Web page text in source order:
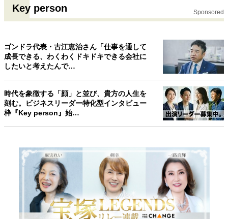
Key person Sponsored
ゴンドラ代表・古江恵治さん「仕事を通して
成長できる、わくわくドキドキできる会社に
したいと考えたんで…
時代を象徴する「顔」と並び、貴方の人生を
刻む。ビジネスリーダー特化型インタビュー
枠『Key person』始…